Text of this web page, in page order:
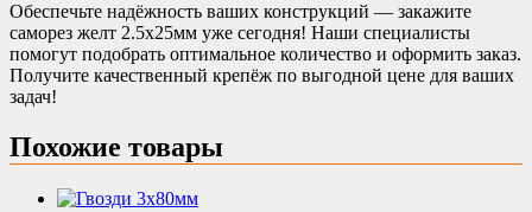
Обеспечьте надёжность ваших конструкций — закажите
саморез желт 2.5х25мм уже сегодня! Наши специалисты
помогут подобрать оптимальное количество и оформить заказ.
Получите качественный крепёж по выгодной цене для ваших
задач!
Похожие товары